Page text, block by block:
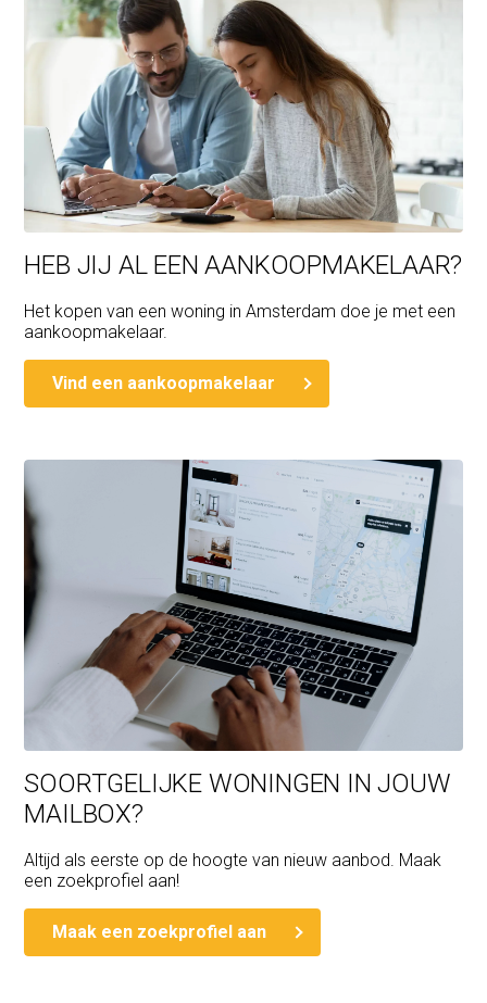
HEB JIJ AL EEN AANKOOPMAKELAAR?
Het kopen van een woning in Amsterdam doe je met een
aankoopmakelaar.
Vind een aankoopmakelaar
SOORTGELIJKE WONINGEN IN JOUW
MAILBOX?
Altijd als eerste op de hoogte van nieuw aanbod. Maak
een zoekprofiel aan!
Maak een zoekprofiel aan